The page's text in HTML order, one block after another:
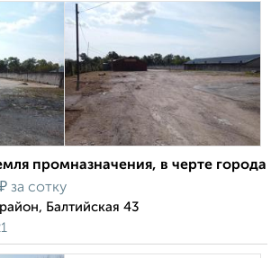
промназначения, в черте города
₽ за сотку
Балтийская 43